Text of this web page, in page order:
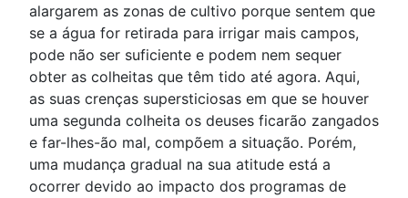
alargarem as zonas de cultivo porque sentem que
se a água for retirada para irrigar mais campos,
pode não ser suficiente e podem nem sequer
obter as colheitas que têm tido até agora. Aqui,
as suas crenças supersticiosas em que se houver
uma segunda colheita os deuses ficarão zangados
e far-lhes-ão mal, compõem a situação. Porém,
uma mudança gradual na sua atitude está a
ocorrer devido ao impacto dos programas de